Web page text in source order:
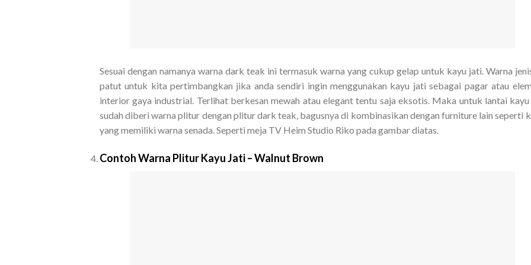
Sesuai dengan namanya warna dark teak ini termasuk warna yang cukup gelap untuk kayu jati. Warna
patut untuk kita pertimbangkan jika anda sendiri ingin menggunakan kayu jati sebagai pagar atau
interior gaya industrial. Terlihat berkesan mewah atau elegant tentu saja eksotis. Maka untuk lantai
sudah diberi warna plitur dengan plitur dark teak, bagusnya di kombinasikan dengan furniture lain seperti
yang memiliki warna senada. Seperti meja TV Heim Studio Riko pada gambar diatas.
Contoh Warna Plitur Kayu Jati – Walnut Brown